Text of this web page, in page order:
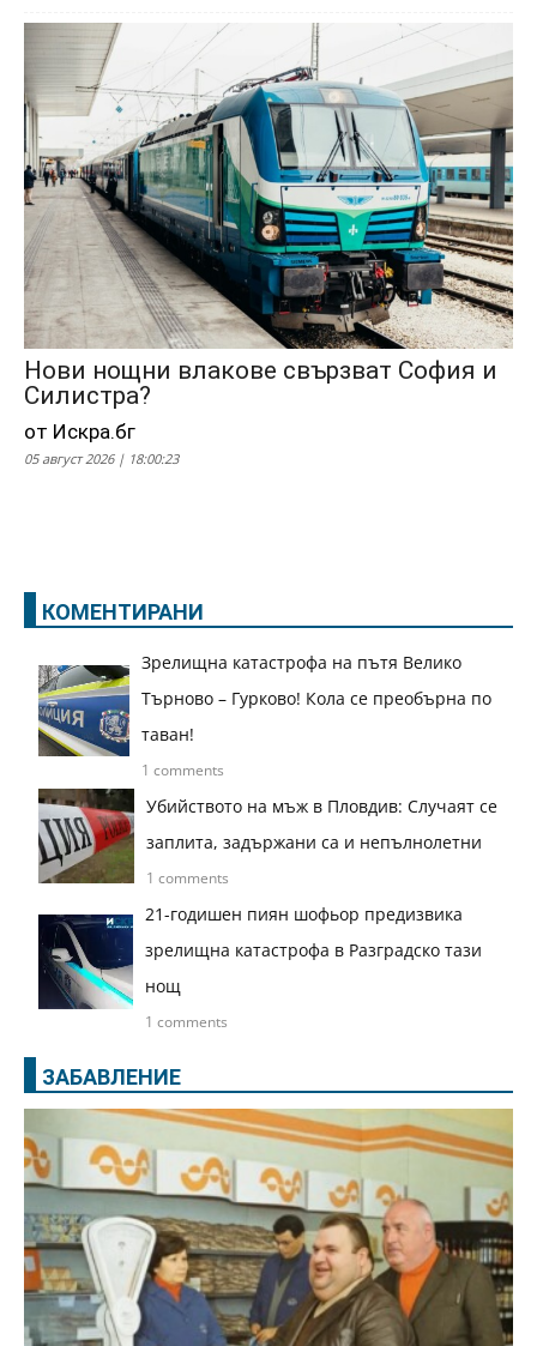
Нови нощни влакове свързват София и
Силистра?
от Искра.бг
05 август 2026 | 18:00:23
КОМЕНТИРАНИ
Зрелищна катастрофа на пътя Велико
Търново – Гурково! Кола се преобърна по
таван!
1 comments
Убийството на мъж в Пловдив: Случаят се
заплита, задържани са и непълнолетни
1 comments
21-годишен пиян шофьор предизвика
зрелищна катастрофа в Разградско тази
нощ
1 comments
ЗАБАВЛЕНИЕ